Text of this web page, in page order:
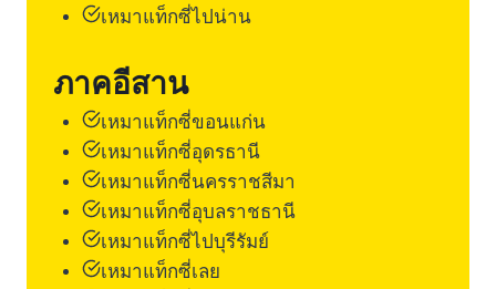
เหมาแท็กซี่ไปน่าน
ภาคอีสาน
เหมาแท็กซี่ขอนแก่น
เหมาแท็กซี่อุดรธานี
เหมาแท็กซี่นครราชสีมา
เหมาแท็กซี่อุบลราชธานี
เหมาแท็กซี่ไปบุรีรัมย์
เหมาแท็กซี่เลย